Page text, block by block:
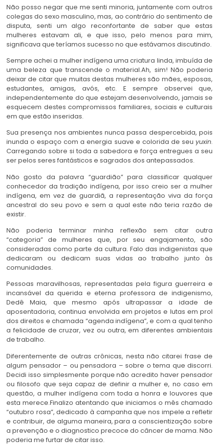
Não posso negar que me senti minoria, juntamente com outros
colegas do sexo masculino, mas, ao contrário do sentimento de
disputa, senti um algo reconfortante de saber que estas
mulheres estavam ali, e que isso, pelo menos para mim,
significava que teríamos sucesso no que estávamos discutindo.
Sempre achei a mulher indígena uma criatura linda, imbuída de
uma beleza que transcende o material.Ah, sim! Não poderia
deixar de citar que muitas destas mulheres são mães, esposas,
estudantes, amigas, avós, etc. E sempre observei que,
independentemente do que estejam desenvolvendo, jamais se
esquecem destes compromissos familiares, sociais e culturais
em que estão inseridas.
Sua presença nos ambientes nunca passa despercebida, pois
inunda o espaço com a energia suave e colorida de seu yuxin.
Carregando sobre si toda a sabedora e força entregues a seu
ser pelos seres fantásticos e sagrados dos antepassados.
Não gosto da palavra “guardião” para classificar qualquer
conhecedor da tradição indígena, por isso creio ser a mulher
indígena, em vez de guardiã, a representação viva da força
ancestral do seu povo e sem a qual este não teria razão de
existir.
Não poderia terminar minha reflexão sem citar outra
“categoria” de mulheres que, por seu engajamento, são
consideradas como parte da cultura. Falo das indigenistas que
dedicaram ou dedicam suas vidas ao trabalho junto às
comunidades.
Pessoas maravilhosas, representadas pela figura guerreira e
incansável da querida e eterna professora de indigenismo,
Dedê Maia, que mesmo após ultrapassar a idade de
aposentadoria, continua envolvida em projetos e lutas em prol
dos direitos e chamada “agenda indígena”, e com a qual tenho
a felicidade de cruzar, vez ou outra, em diferentes ambientais
de trabalho.
Diferentemente de outras crônicas, nesta não citarei frase de
algum pensador – ou pensadora – sobre o tema que discorri.
Decidi isso simplesmente porque não acredito haver pensador
ou filosofo que seja capaz de definir a mulher e, no caso em
questão, a mulher indígena com toda a honra e louvores que
esta merece.Finalizo atentando que iniciamos o mês chamado
“outubro rosa”, dedicado à campanha que nos impele a refletir
e contribuir, de alguma maneira, para a conscientização sobre
a prevenção e o diagnostico precoce do câncer de mama. Não
poderia me furtar de citar isso.